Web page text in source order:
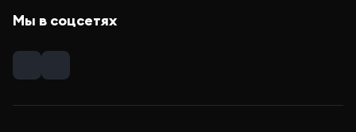
Мы в соцсетях